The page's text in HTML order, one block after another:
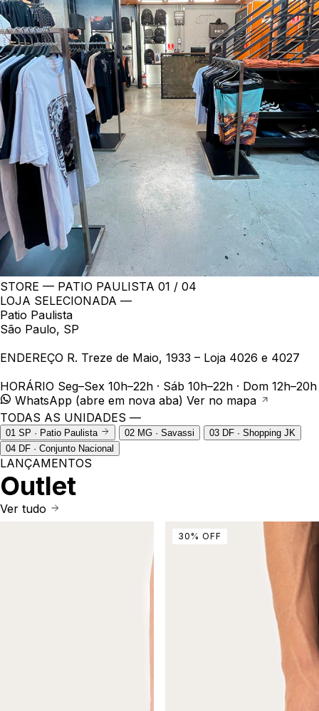
STORE — PATIO PAULISTA 01 / 04
LOJA SELECIONADA —
Patio Paulista
São Paulo, SP
ENDEREÇO R. Treze de Maio, 1933 – Loja 4026 e 4027
HORÁRIO Seg–Sex 10h–22h · Sáb 10h–22h · Dom 12h–20h
WhatsApp (abre em nova aba) Ver no mapa
TODAS AS UNIDADES —
01 SP · Patio Paulista 02 MG · Savassi 03 DF · Shopping JK
04 DF · Conjunto Nacional
LANÇAMENTOS
Outlet
Ver tudo
30 % OFF